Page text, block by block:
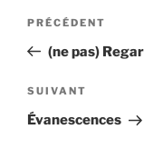
Navigation
l’article
Article
précédent
PRÉCÉDENT
(ne pas)
Article
suivant
SUIVANT
Évanescences